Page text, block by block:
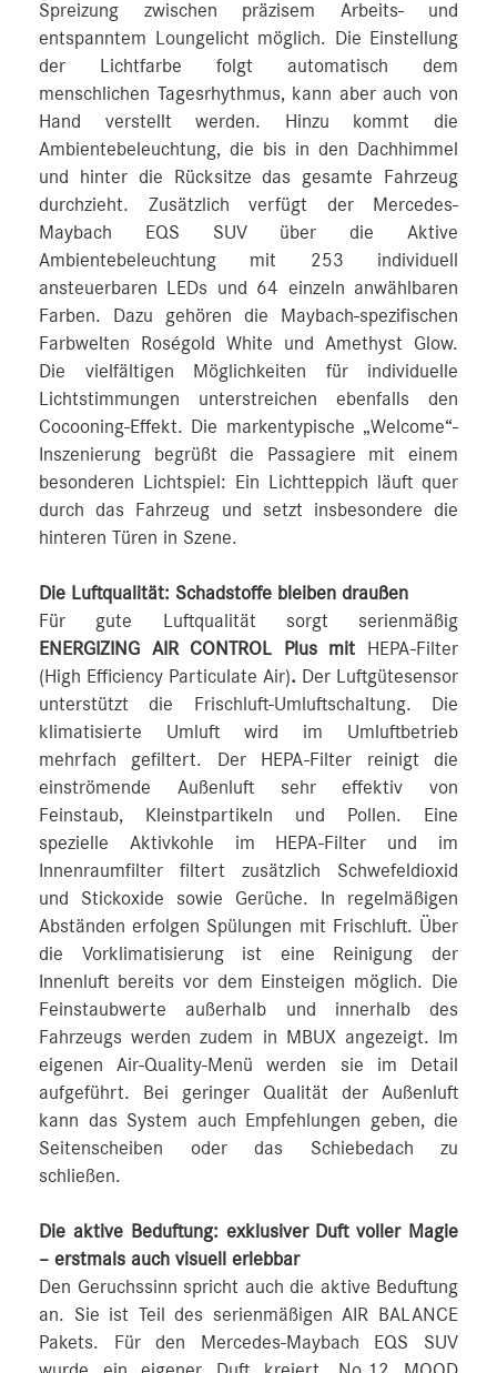
Spreizung zwischen präzisem Arbeits- und
entspanntem Loungelicht möglich. Die Einstellung
der Lichtfarbe folgt automatisch dem
menschlichen Tagesrhythmus, kann aber auch von
Hand verstellt werden. Hinzu kommt die
Ambientebeleuchtung, die bis in den Dachhimmel
und hinter die Rücksitze das gesamte Fahrzeug
durchzieht. Zusätzlich verfügt der Mercedes-
Maybach EQS SUV über die Aktive
Ambientebeleuchtung mit 253 individuell
ansteuerbaren LEDs und 64 einzeln anwählbaren
Farben. Dazu gehören die Maybach-spezifischen
Farbwelten Roségold White und Amethyst Glow.
Die vielfältigen Möglichkeiten für individuelle
Lichtstimmungen unterstreichen ebenfalls den
Cocooning-Effekt. Die markentypische „Welcome“-
Inszenierung begrüßt die Passagiere mit einem
besonderen Lichtspiel: Ein Lichtteppich läuft quer
durch das Fahrzeug und setzt insbesondere die
hinteren Türen in Szene.
Die Luftqualität: Schadstoffe bleiben draußen
Für gute Luftqualität sorgt serienmäßig
ENERGIZING AIR CONTROL Plus mit
HEPA-Filter
(High Efficiency Particulate Air). Der Luftgütesensor
unterstützt die Frischluft-Umluftschaltung. Die
klimatisierte Umluft wird im Umluftbetrieb
mehrfach gefiltert. Der HEPA-Filter reinigt die
einströmende Außenluft sehr effektiv von
Feinstaub, Kleinstpartikeln und Pollen. Eine
spezielle Aktivkohle im HEPA-Filter und im
Innenraumfilter filtert zusätzlich Schwefeldioxid
und Stickoxide sowie Gerüche. In regelmäßigen
Abständen erfolgen Spülungen mit Frischluft. Über
die Vorklimatisierung ist eine Reinigung der
Innenluft bereits vor dem Einsteigen möglich. Die
Feinstaubwerte außerhalb und innerhalb des
Fahrzeugs werden zudem in MBUX angezeigt. Im
eigenen Air‑Quality-Menü werden sie im Detail
aufgeführt. Bei geringer Qualität der Außenluft
kann das System auch Empfehlungen geben, die
Seitenscheiben oder das Schiebedach zu
schließen.
Die aktive Beduftung: exklusiver Duft voller Magie
– erstmals auch visuell erlebbar
Den Geruchssinn spricht auch die aktive Beduftung
an. Sie ist Teil des serienmäßigen AIR BALANCE
Pakets. Für den Mercedes-Maybach EQS SUV